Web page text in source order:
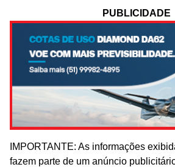
PUBLICIDADE
IMPORTANTE: As informações
fazem parte de um anúncio